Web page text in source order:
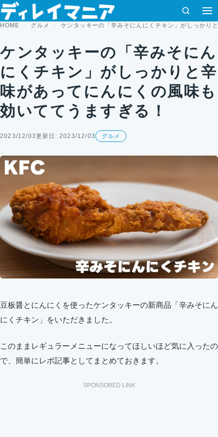
コンテンツへスキップ
検索 メ
HOME グルメ ケンタッキーの「辛みそにんにくチキン」がしっかり
ケンタッキーの「辛みそにん
にくチキン」がしっかりと辛
味があってにんにくの風味も
効いててうますぎる！
2023/12/03更新日: 2023/12/03 グルメ
豆板醤とにんにくを使ったケンタッキーの新商品「辛みそにん
にくチキン」をいただきました。
このままレギュラーメニューになってほしいほど気に入ったの
で、簡単にレポ記事としてまとめておきます。
SPONSORED LINK